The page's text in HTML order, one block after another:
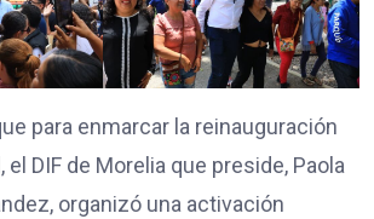
para enmarcar la reinauguración
el DIF de Morelia que preside, Paola
organizó una activación